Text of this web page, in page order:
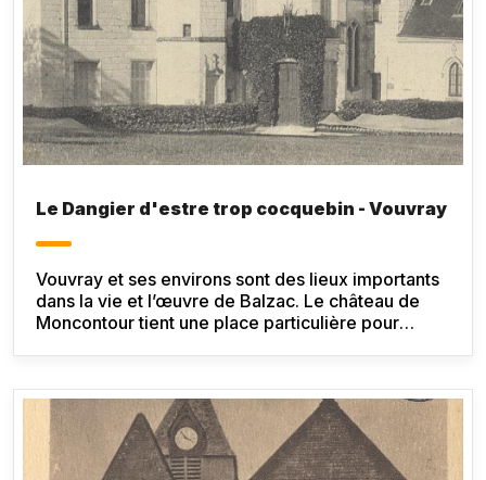
Le Dangier d'estre trop cocquebin - Vouvray
Vouvray et ses environs sont des lieux importants
dans la vie et l’œuvre de Balzac. Le château de
Moncontour tient une place particulière pour